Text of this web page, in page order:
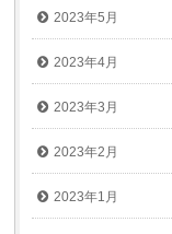
2023年5月
2023年4月
2023年3月
2023年2月
2023年1月